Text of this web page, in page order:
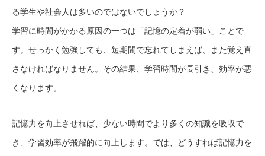
る学生や社会人は多いのではないでしょうか？
学習に時間がかかる原因の一つは「記憶の定着が弱い」ことで
す。せっかく勉強しても、短期間で忘れてしまえば、また覚え直
さなければなりません。その結果、学習時間が長引き、効率が悪
くなります。
記憶力を向上させれば、少ない時間でより多くの知識を吸収で
き、学習効率が飛躍的に向上します。では、どうすれば記憶力を